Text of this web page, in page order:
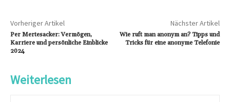
Vorheriger Artikel
Per Mertesacker: Vermögen,
Karriere und persönliche Einblicke
2024
Nächster Artikel
Wie ruft man anonym an? Tipps und
Tricks für eine anonyme Telefonie
Weiterlesen